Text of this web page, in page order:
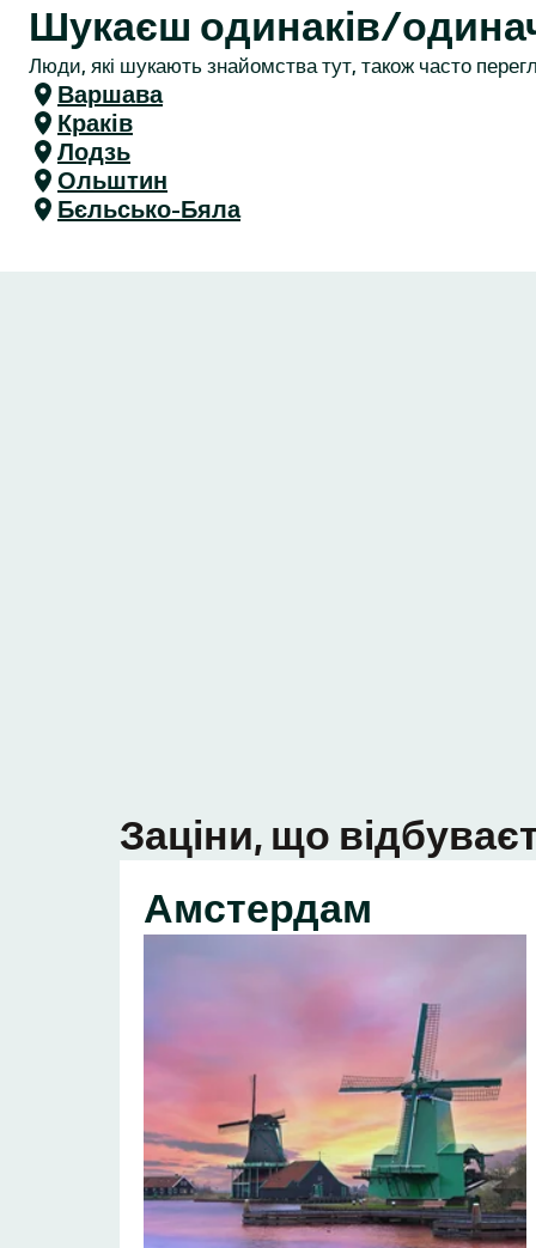
Шукаєш одинаків/
Люди, які шукають знайомства тут, також часто
Варшава
Краків
Лодзь
Ольштин
Бєльсько-Бяла
Заціни, що
Амстердам